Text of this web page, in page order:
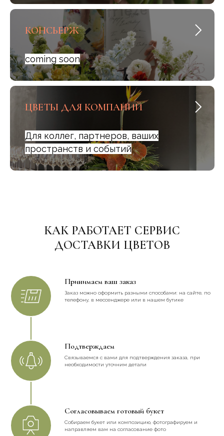
КОНСЬЕРЖ
coming soon
ЦВЕТЫ ДЛЯ КОМПАНИЙ
Для коллег, партнеров, ваших
пространств и событий
КАК РАБОТАЕТ СЕРВИС
ДОСТАВКИ ЦВЕТОВ
Принимаем ваш заказ
Заказ можно оформить разными способами: на сайте, по
телефону, в мессенджере или в нашем бутике
Подтверждаем
Cвязываемся с вами для подтверждения заказа, при
необходимости уточним детали
Согласовываем готовый букет
Собираем букет или композицию, фотографируем и
направляем вам на согласование фото